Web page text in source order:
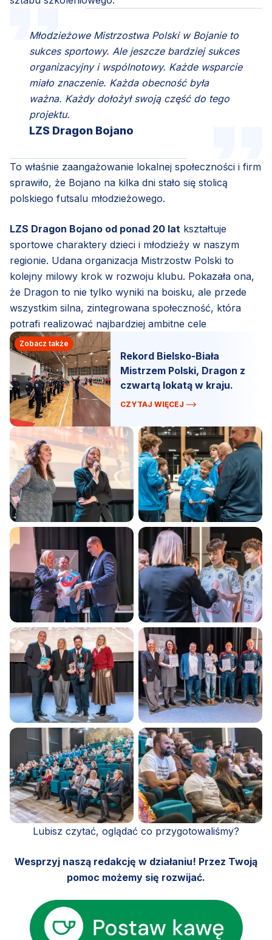
Młodzieżowe Mistrzostwa Polski w Bojanie to
sukces sportowy. Ale jeszcze bardziej sukces
organizacyjny i wspólnotowy. Każde wsparcie
miało znaczenie. Każda obecność była
ważna. Każdy dołożył swoją część do tego
projektu.
LZS Dragon Bojano
To właśnie zaangażowanie lokalnej społeczności i firm
sprawiło, że Bojano na kilka dni stało się stolicą
polskiego futsalu młodzieżowego.
LZS Dragon Bojano od ponad 20 lat kształtuje
sportowe charaktery dzieci i młodzieży w naszym
regionie. Udana organizacja Mistrzostw Polski to
kolejny milowy krok w rozwoju klubu. Pokazała ona,
że Dragon to nie tylko wyniki na boisku, ale przede
wszystkim silna, zintegrowana społeczność, która
potrafi realizować najbardziej ambitne cele
Zobacz także
Rekord Bielsko-Biała
Mistrzem Polski, Dragon z
czwartą lokatą w kraju.
CZYTAJ WIĘCEJ
Lubisz czytać, oglądać co przygotowaliśmy?
Wesprzyj naszą redakcję w działaniu! Przez Twoją
pomoc możemy się rozwijać.